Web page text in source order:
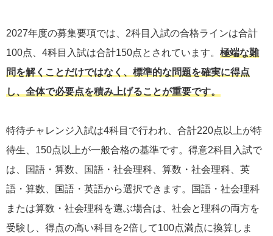
2027年度の募集要項では、2科目入試の合格ラインは合計
100点、4科目入試は合計150点とされています。 極端な難
問を解くことだけではなく、標準的な問題を確実に得点
し、全体で必要点を積み上げることが重要です。
特待チャレンジ入試は4科目で行われ、合計220点以上が特
待生、150点以上が一般合格の基準です。得意2科目入試で
は、国語・算数、国語・社会理科、算数・社会理科、英
語・算数、国語・英語から選択できます。国語・社会理科
または算数・社会理科を選ぶ場合は、社会と理科の両方を
受験し、得点の高い科目を2倍して100点満点に換算しま